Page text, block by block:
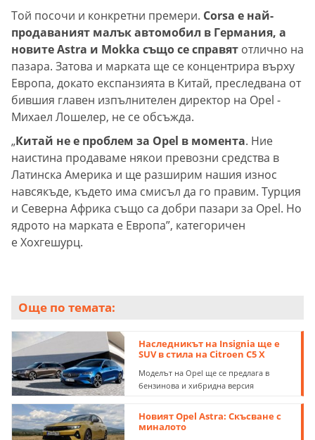
Той посочи и конкретни премери. Corsa е най-
продаваният малък автомобил в Германия, а
новите Astra и Mokka също се справят отлично на
пазара. Затова и марката ще се концентрира върху
Европа, докато експанзията в Китай, преследвана от
бившия главен изпълнителен директор на Opel -
Михаел Лошелер, не се обсъжда.
„Китай не е проблем за Opel в момента. Ние
наистина продаваме някои превозни средства в
Латинска Америка и ще разширим нашия износ
навсякъде, където има смисъл да го правим. Турция
и Северна Африка също са добри пазари за Opel. Но
ядрото на марката е Европа”, категоричен
е Хохгешурц.
Още по темата:
Наследникът на Insignia ще е
SUV в стила на Citroen C5 X
Моделът на Opel ще се предлага в
бензинова и хибридна версия
Новият Opel Astra: Скъсване с
миналото